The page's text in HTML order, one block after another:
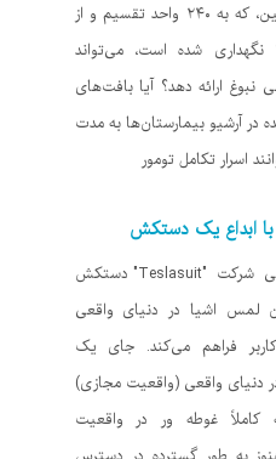
آیا مغز حفظ‌ شده آلبرت اینشتین، که به ۲۴۰ واحد تقسیم و از
زمان مرگ او در سال ۱۹۵۵ نگهداری شده است، می‌تواند
نبوغ ارائه دهد؟ آیا بافت‌های
آرشیو بیمارستان‌ها به مدت
اسرار تکامل تومور
ابداع یک دستکش
لمس اشیا در دنیای واقعی شرکت "Teslasuit" دستکش
لمس اشیا در دنیای واقعی
فراهم می‌کند. جای یک
واقعی (واقعیت مجازی)
کاملاً غوطه ور در واقعیت